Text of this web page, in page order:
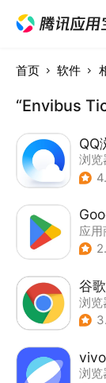
首页 软件
“Envibus
QQ
浏览
应用
浏览
浏览